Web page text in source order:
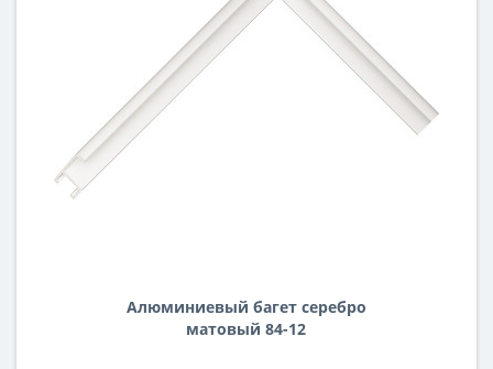
Алюминиевый багет серебро
матовый 84-12